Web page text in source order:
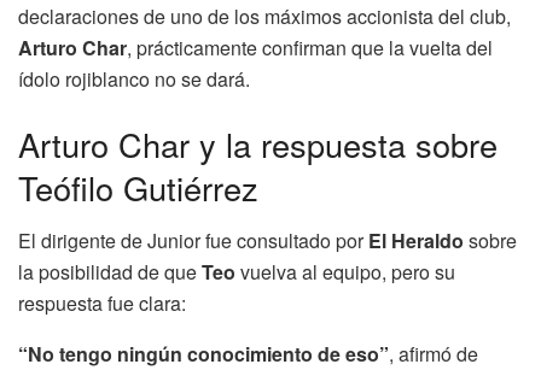
declaraciones de uno de los máximos accionista del club,
Arturo Char, prácticamente confirman que la vuelta del
ídolo rojiblanco no se dará.
Arturo Char y la respuesta sobre
Teófilo Gutiérrez
El dirigente de Junior fue consultado porEl Heraldo sobre
la posibilidad de queTeo vuelva al equipo, pero su
respuesta fue clara:
“No tengo ningún conocimiento de eso”, afirmó de